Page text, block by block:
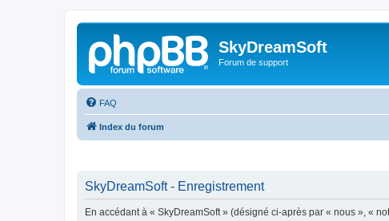
SkyDreamSoft
Forum de support
FAQ
Index du forum
SkyDreamSoft - Enregistrement
En accédant à « SkyDreamSoft » (désigné ci-après par « nous », «